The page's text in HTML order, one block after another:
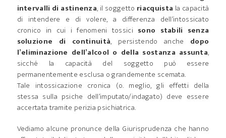
intervalli di astinenza, il soggetto riacquista la capacità
di intendere e di volere, a differenza dell’intossicato
cronico in cui i fenomeni tossici sono stabili senza
soluzione di continuità, persistendo anche dopo
l’eliminazione dell’alcool o della sostanza assunta,
sicché la capacità del soggetto può essere
permanentemente esclusa o grandemente scemata.
Tale intossicazione cronica (o. meglio, gli effetti della
stessa sulla psiche dell’imputato/indagato) deve essere
accertata tramite perizia psichiatrica.
Vediamo alcune pronunce della Giurisprudenza che hanno